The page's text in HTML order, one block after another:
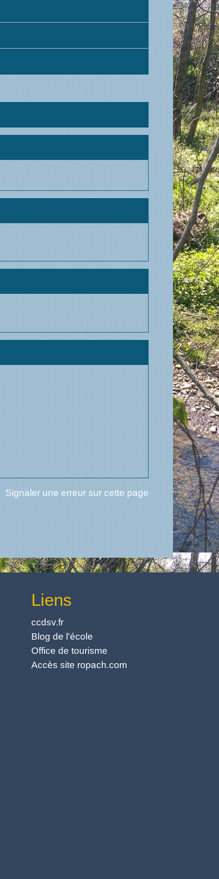
Signaler une erreur sur cette page
Liens
ccdsv.fr
Blog de l'école
Office de tourisme
Accès site ropach.com